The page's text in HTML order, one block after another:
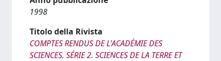
1998
Titolo della Rivista
COMPTES RENDUS DE L'ACADÉMIE DES
SCIENCES. SÉRIE 2. SCIENCES DE LA TERRE ET